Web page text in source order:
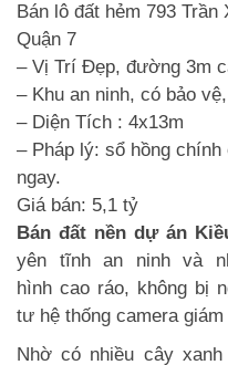
Bán lô đất hẻm 793
Quận 7
– Vị Trí Đẹp, đường 3m
– Khu an ninh, có bảo
– Diện Tích : 4x13m
– Pháp lý: sổ hồng
ngay.
Giá bán: 5,1 tỷ
Bán đất nền dự án
yên tĩnh an ninh và
hình cao ráo, không bị
tư hệ thống camera
Nhờ có nhiều cây